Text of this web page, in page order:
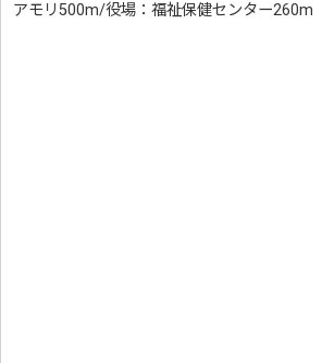
アモリ500m/役場：福祉保健センター260m